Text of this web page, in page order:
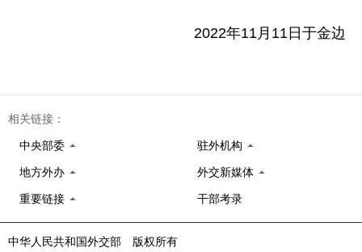
2022年11月11日于金边
相关链接：
中央部委 驻外机构
地方外办 外交新媒体
重要链接 干部考录
中华人民共和国外交部 版权所有